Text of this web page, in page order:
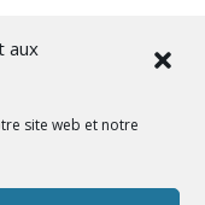
aux
site web et notre